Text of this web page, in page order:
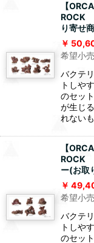
【
ROCK
り寄せ
希望小
バクテ
トしや
のセッ
が生じ
れない
【
ROCK
ー(お取
希望小
バクテ
トしや
のセッ